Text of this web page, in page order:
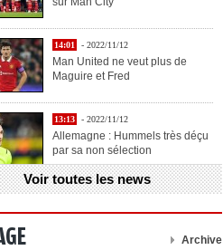
14:01 - 2022/11/12
Man United ne veut plus de
Maguire et Fred
13:13 - 2022/11/12
Allemagne : Hummels très déçu
par sa non sélection
13:11 - 2022/11/12
Henry explique la chose qu'il
Voir toutes les news
Archive